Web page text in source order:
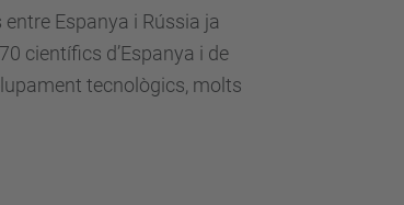
Espanya i Rússia ja
científics d’Espanya i de
tecnològics, molts